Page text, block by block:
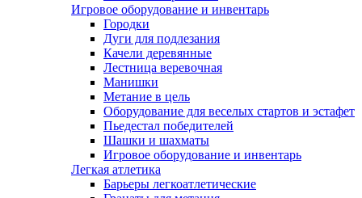
Игровое оборудование и инвентарь
Городки
Дуги для подлезания
Качели деревянные
Лестница веревочная
Манишки
Метание в цель
Оборудование для веселых стартов и эстафет
Пьедестал победителей
Шашки и шахматы
Игровое оборудование и инвентарь
Легкая атлетика
Барьеры легкоатлетические